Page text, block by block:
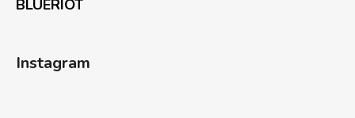
BLUERIOT
Instagram